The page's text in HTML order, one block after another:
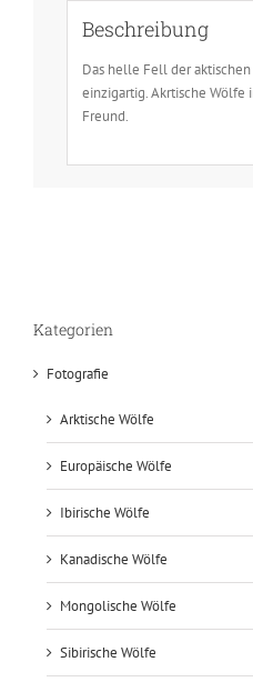
Beschreibung
Das helle Fell der
einzigartig. Akrtische Wölfe
Freund.
Kategorien
Fotografie
Arktische Wölfe
Europäische Wölfe
Ibirische Wölfe
Kanadische Wölfe
Mongolische Wölfe
Sibirische Wölfe